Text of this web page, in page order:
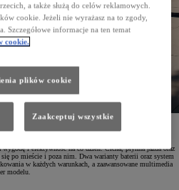
i efektywność na co dzień. Cicha, płynna jazda oraz
po mieście i poza nim. Dwa warianty baterii oraz system
w każdych warunkach, a zaawansowane multimedia
modelu.
a także służą do celów reklamowych.
cookie. Jeżeli nie wyrażasz na to zgody,
Szczegółowe informacje na ten temat
cookie.
plików cookie
Zaakceptuj wszystkie